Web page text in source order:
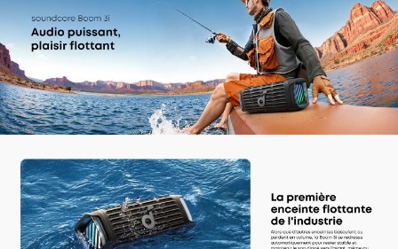
Profitez de 16 heures de musique non-stop
et d'un contrôle complet grâce à l'application.
Cette enceinte est également équipée d'un
amplificateur vocal, d'une alarme d'urgence, d'une
fonction de nettoyage avec basses et d'une
bandoulière amovible pour une utilisation pratique.
Tout ce dont vous avez besoin dans une enceinte